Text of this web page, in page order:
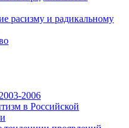
расизму и радикальному
2006
в Российской